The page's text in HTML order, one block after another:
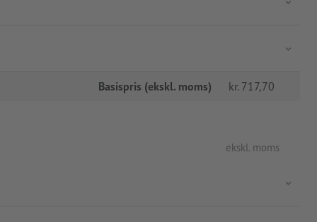
Basispris (ekskl. moms) kr. 717,70
ekskl. moms